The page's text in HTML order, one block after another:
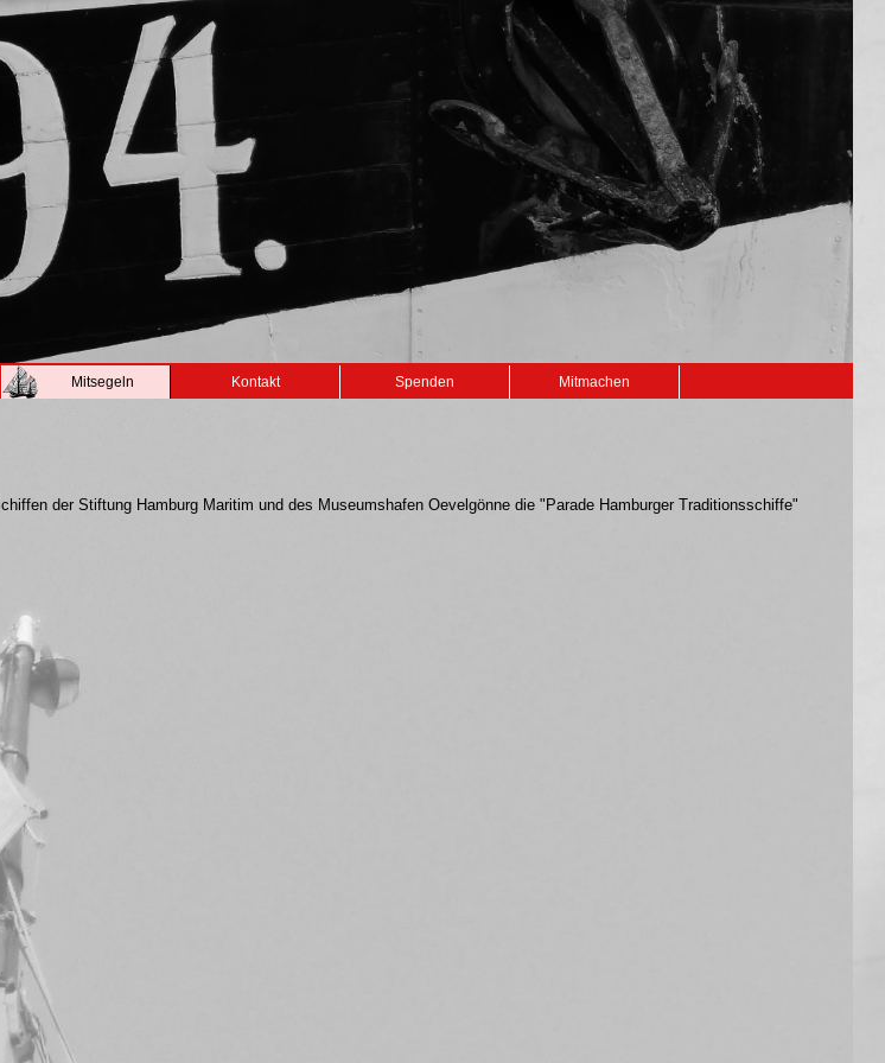
Mitsegeln Kontakt Spenden Mitmachen
der Stiftung Hamburg Maritim und des Museumshafen Oevelgönne die "Parade Hamburger Traditionsschiffe"